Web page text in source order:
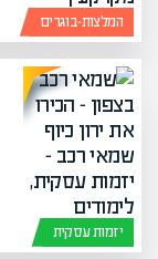
המלצות-בוגרים
יזמות עסקית